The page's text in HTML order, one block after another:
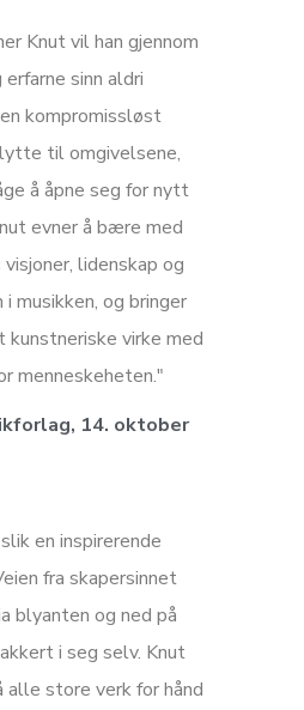
Knut vil han gjennom
sinn aldri
kompromissløst
til omgivelsene,
å åpne seg for nytt
evner å bære med
lidenskap og
musikken, og bringer
kunstneriske virke med
menneskeheten."
14. oktober
en inspirerende
fra skapersinnet
blyanten og ned på
i seg selv. Knut
alle store verk for hånd